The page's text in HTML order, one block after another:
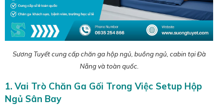
Sương Tuyết cung cấp chăn ga hộp ngủ, buồng ngủ, cabin tại Đà
Nẵng và toàn quốc.
1. Vai Trò Chăn Ga Gối Trong Việc Setup Hộp
Ngủ Sân Bay